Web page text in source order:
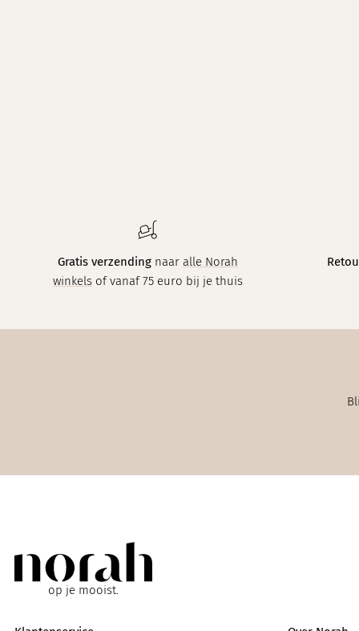
Gratis verzendingnaar alle Norah
winkelsof vanaf 75 euro bij je thuis
op je mooist.